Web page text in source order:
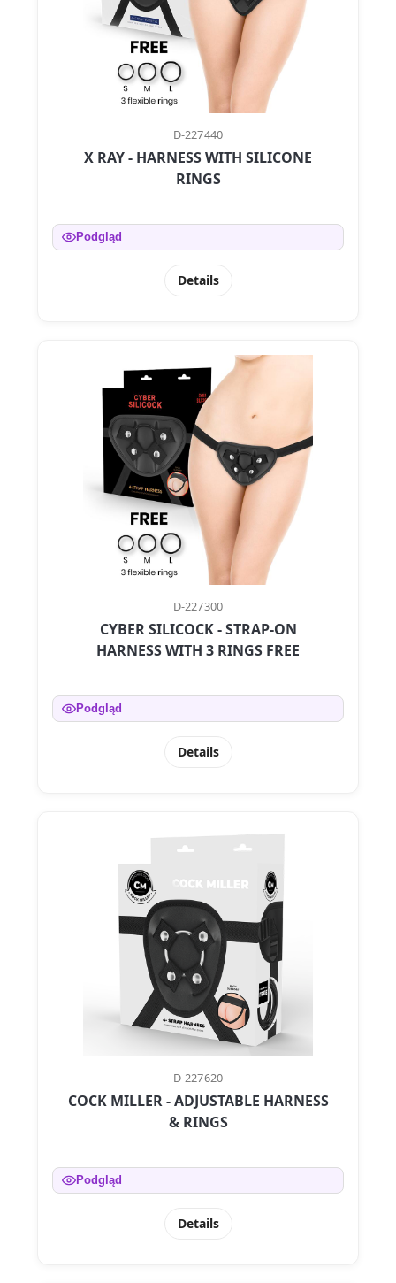
D-227440
X RAY - HARNESS WITH SILICONE
RINGS
Podgląd
Details
D-227300
CYBER SILICOCK - STRAP-ON
HARNESS WITH 3 RINGS FREE
Podgląd
Details
D-227620
COCK MILLER - ADJUSTABLE HARNESS
& RINGS
Podgląd
Details